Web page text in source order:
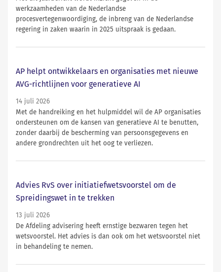
werkzaamheden van de Nederlandse
procesvertegenwoordiging, de inbreng van de Nederlandse
regering in zaken waarin in 2025 uitspraak is gedaan.
AP helpt ontwikkelaars en organisaties met nieuwe
AVG-richtlijnen voor generatieve AI
14 juli 2026
Met de handreiking en het hulpmiddel wil de AP organisaties
ondersteunen om de kansen van generatieve AI te benutten,
zonder daarbij de bescherming van persoonsgegevens en
andere grondrechten uit het oog te verliezen.
Advies RvS over initiatiefwetsvoorstel om de
Spreidingswet in te trekken
13 juli 2026
De Afdeling advisering heeft ernstige bezwaren tegen het
wetsvoorstel. Het advies is dan ook om het wetsvoorstel niet
in behandeling te nemen.